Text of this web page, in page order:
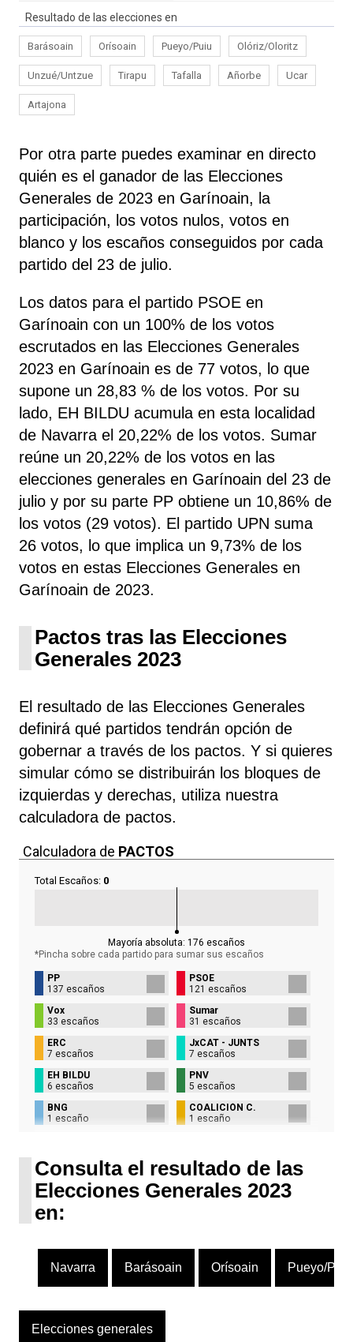
Resultado de las elecciones en
Barásoain Orísoain Pueyo/Puiu Olóriz/Oloritz
Unzué/Untzue Tirapu Tafalla Añorbe Ucar
Artajona
Por otra parte puedes examinar en directo
quién es el ganador de las Elecciones
Generales de 2023 en Garínoain, la
participación, los votos nulos, votos en
blanco y los escaños conseguidos por cada
partido del 23 de julio.
Los datos para el partido PSOE en
Garínoain con un 100% de los votos
escrutados en las Elecciones Generales
2023 en Garínoain es de 77 votos, lo que
supone un 28,83 % de los votos. Por su
lado, EH BILDU acumula en esta localidad
de Navarra el 20,22% de los votos. Sumar
reúne un 20,22% de los votos en las
elecciones generales en Garínoain del 23 de
julio y por su parte PP obtiene un 10,86% de
los votos (29 votos). El partido UPN suma
26 votos, lo que implica un 9,73% de los
votos en estas Elecciones Generales en
Garínoain de 2023.
Pactos tras las Elecciones
Generales 2023
El resultado de las Elecciones Generales
definirá qué partidos tendrán opción de
gobernar a través de los pactos. Y si quieres
simular cómo se distribuirán los bloques de
izquierdas y derechas, utiliza nuestra
calculadora de pactos.
Calculadora de PACTOS
Total Escaños: 0
Mayoría absoluta: 176 escaños
*Pincha sobre cada partido para sumar sus escaños
PP
137 escaños
PSOE
121 escaños
Vox
33 escaños
Sumar
31 escaños
ERC
7 escaños
JxCAT - JUNTS
7 escaños
EH BILDU
6 escaños
PNV
5 escaños
BNG
1 escaño
COALICIÓN C.
1 escaño
Consulta el resultado de las
Elecciones Generales 2023
en:
Navarra Barásoain Orísoain Pueyo/Puiu
Elecciones generales